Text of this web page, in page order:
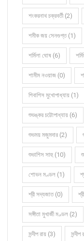
শংকরনাথ চক্রবর্তী (2)
শমীক জয় সেনগুপ্ত (1)
শর্মিলা ঘোষ (6)
শামীম নওয়াজ (0)
শিবাশিস মুখোপাধ্যায় (1)
শুভঙ্কর চট্টোপাধ্যায় (6)
শুভময় মজুমদার (2)
শুভাশিস সাহু (10)
শোভন মণ্ডল (1)
শ্রী সদ্যজাত (0)
সঙ্গীতা মুখার্জী মণ্ডল (2)
সন্দীপ রায় (3)